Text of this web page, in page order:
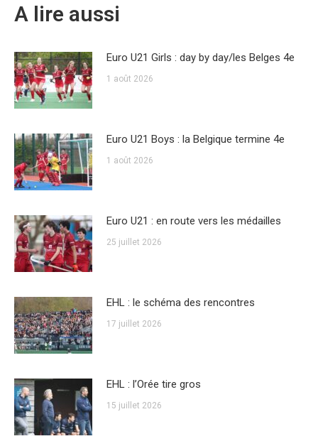
A lire aussi
Euro U21 Girls : day by day/les Belges 4e
1 août 2026
Euro U21 Boys : la Belgique termine 4e
1 août 2026
Euro U21 : en route vers les médailles
25 juillet 2026
EHL : le schéma des rencontres
17 juillet 2026
EHL : l’Orée tire gros
15 juillet 2026